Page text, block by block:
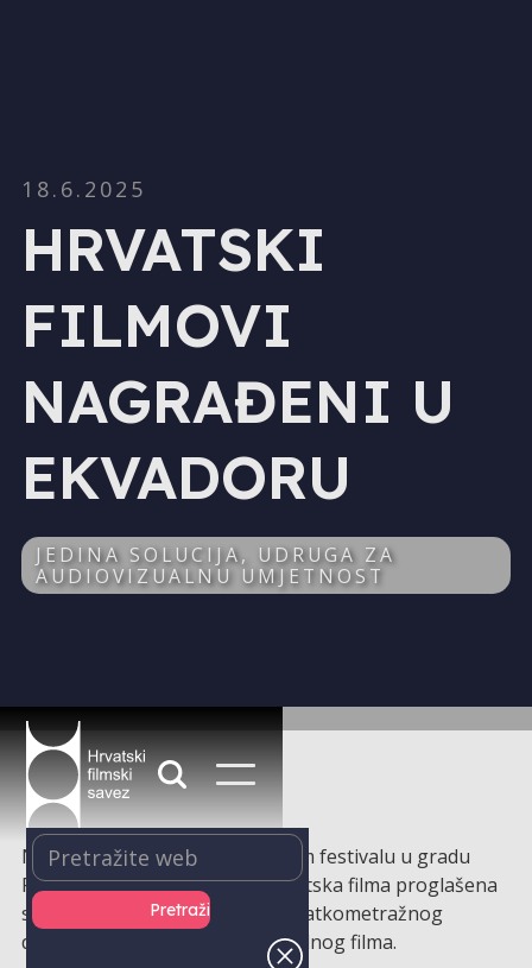
18.6.2025
HRVATSKI
FILMOVI
NAGRAĐENI U
EKVADORU
JEDINA SOLUCIJA, UDRUGA ZA
AUDIOVIZUALNU UMJETNOST
Na nedavno održanom Filmskom festivalu u gradu
Portovieju u Ekvadoru, dva hrvatska filma proglašena
su najboljima u kategorijama kratkometražnog
dokumentarnog i eksperimentalnog filma.